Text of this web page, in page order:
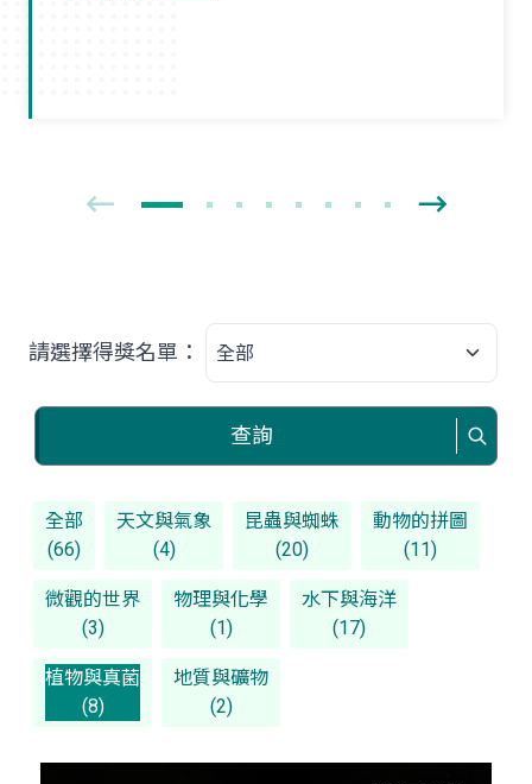
請選擇得獎名單：
查詢
全部
(66)
天文與氣象
(4)
昆蟲與蜘蛛
(20)
動物的拼圖
(11)
微觀的世界
(3)
物理與化學
(1)
水下與海洋
(17)
植物與真菌
(8)
地質與礦物
(2)